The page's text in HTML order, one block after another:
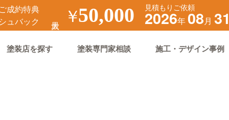
成約特典
ュバック
￥50,000 見積もりご依頼
2026年08月
塗装店を探す 塗装専門家相談 施工・デザイン事例